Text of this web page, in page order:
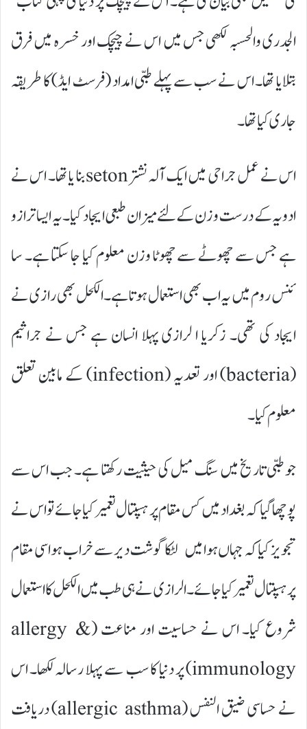
الجدری والحسبہ لکھی جس میں اس نے چیچک اور خسرہ میں فرق
بتلایا تھا۔ اس نے سب سے پہلے طبی امداد (فرسٹ ایڈ) کا طریقہ
جاری کیا تھا۔
اس نے عمل جراحی میں ایک آلہ نشتر setonبنا یا تھا۔ اس نے
ادویہ کے درست وزن کے لئے میزان طبعی ایجاد کیا۔ یہ ایسا ترازو
ہے جس سے چھوٹے سے چھوٹا وزن معلوم کیا جا سکتا ہے۔ سا
ئنس روم میں یہ اب بھی استعمال ہو تا ہے۔ الکحل بھی رازی نے
ایجاد کی تھی۔ زکریا ا لرازی پہلا انسان ہے جس نے جراثیم
(bacteria) اور تعدیہ (infection) کے مابین تعلق
معلوم کیا ۔
جو طبی تاریخ میں سنگ میل کی حیثیت رکھتا ہے۔ جب اس سے
پوچھا گیا کہ بغداد میں کس مقام پر ہسپتال تعمیر کیا جائے تو اس نے
تجویز کیا کہ جہاں ہوا میں لٹکا گوشت دیر سے خراب ہو اسی مقام
پر ہسپتال تعمیر کیا جائے۔ الرازی نے ہی طب میں الکحل کا استعمال
شروع کیا۔ اس نے حساسیت اور مناعت (allergy &
immunology) پر دنیا کا سب سے پہلا رسالہ لکھا۔ اس
نے حساسی ضیق النفس (allergic asthma) دریافت